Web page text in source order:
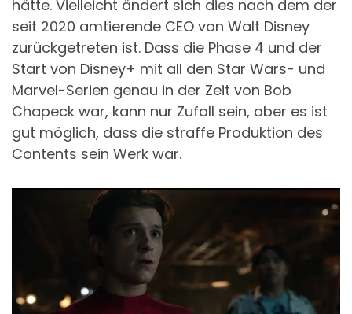
hätte. Vielleicht ändert sich dies nach dem der
seit 2020 amtierende CEO von Walt Disney
zurückgetreten ist. Dass die Phase 4 und der
Start von Disney+ mit all den Star Wars- und
Marvel-Serien genau in der Zeit von Bob
Chapeck war, kann nur Zufall sein, aber es ist
gut möglich, dass die straffe Produktion des
Contents sein Werk war.